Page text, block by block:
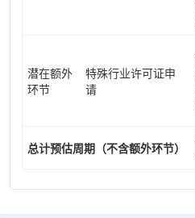
潜在额外
环节
特殊行业许可证申
请
总计预估周期（不含额外环节）